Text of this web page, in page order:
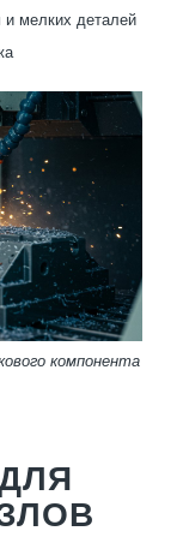
мелких деталей
компонента